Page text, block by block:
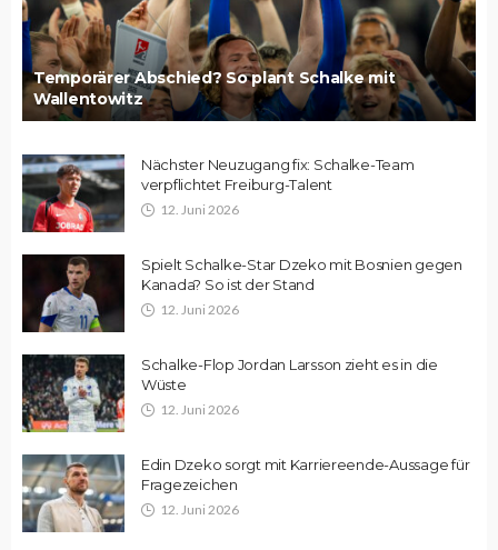
Temporärer Abschied? So plant Schalke mit
Wallentowitz
Nächster Neuzugang fix: Schalke-Team
verpflichtet Freiburg-Talent
12. Juni 2026
Spielt Schalke-Star Dzeko mit Bosnien gegen
Kanada? So ist der Stand
12. Juni 2026
Schalke-Flop Jordan Larsson zieht es in die
Wüste
12. Juni 2026
Edin Dzeko sorgt mit Karriereende-Aussage für
Fragezeichen
12. Juni 2026